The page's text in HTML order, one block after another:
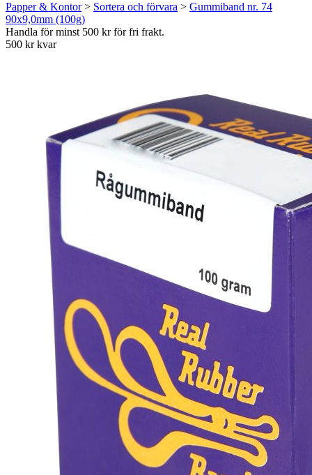
Papper & Kontor> Sortera och förvara > Gummiband nr. 74
90x9,0mm (100g)
Handla för minst 500 kr för fri frakt.
500 kr kvar